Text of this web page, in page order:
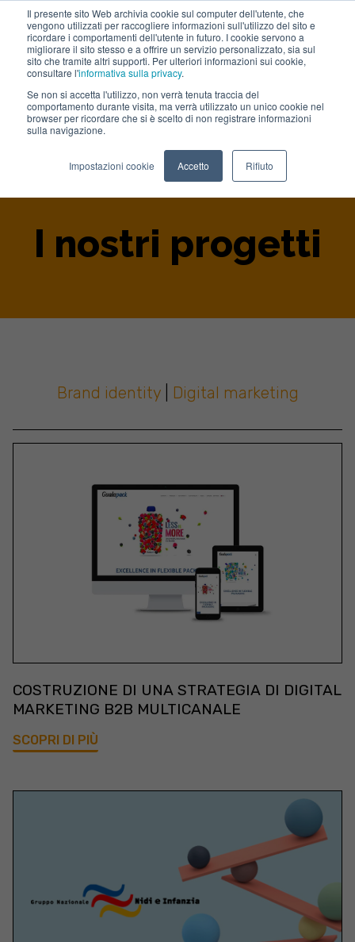
Il presente sito Web archivia cookie sul computer dell'utente, che
vengono utilizzati per raccogliere informazioni sull'utilizzo del sito e
ricordare i comportamenti dell'utente in futuro. I cookie servono a
migliorare il sito stesso e a offrire un servizio personalizzato, sia sul
sito che tramite altri supporti. Per ulteriori informazioni sui cookie,
consultare l'informativa sulla privacy.
Se non si accetta l'utilizzo, non verrà tenuta traccia del
comportamento durante visita, ma verrà utilizzato un unico cookie nel
browser per ricordare che si è scelto di non registrare informazioni
sulla navigazione.
Impostazioni cookie Accetto Rifiuto
Lavora con noi
Sito Web
I nostri progetti
Brand identity| Digital marketing
COSTRUZIONE DI UNA STRATEGIA DI DIGITAL
MARKETING B2B MULTICANALE
SCOPRI DI PIÙ